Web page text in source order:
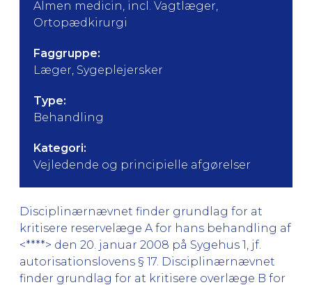
Almen medicin, incl. Vagtlæger,
Ortopædkirurgi
Faggruppe:
Læger, Sygeplejersker
Type:
Behandling
Kategori:
Vejledende og principielle afgørelser
Disciplinærnævnet finder grundlag for at
kritisere reservelæge A for hans behandling af
<****> den 20. januar 2008 på Sygehus 1, jf.
autorisationslovens § 17. Disciplinærnævnet
finder grundlag for at kritisere overlæge B for